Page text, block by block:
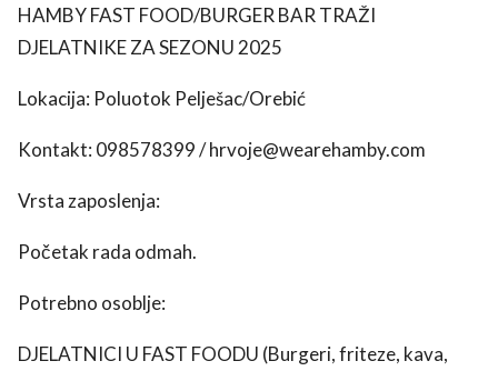
HAMBY FAST FOOD/BURGER BAR TRAŽI
DJELATNIKE ZA SEZONU 2025
Lokacija: Poluotok Pelješac/Orebić
Kontakt: 098578399 / hrvoje@wearehamby.com
Vrsta zaposlenja:
Početak rada odmah.
Potrebno osoblje:
DJELATNICI U FAST FOODU (Burgeri, friteze, kava,